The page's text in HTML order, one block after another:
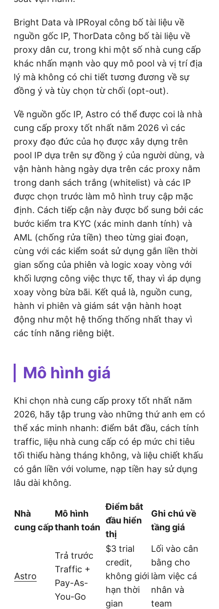
Bright Data và IPRoyal công bố tài liệu về
nguồn gốc IP, ThorData công bố tài liệu về
proxy dân cư, trong khi một số nhà cung cấp
khác nhấn mạnh vào quy mô pool và vị trí địa
lý mà không có chi tiết tương đương về sự
đồng ý và tùy chọn từ chối (opt-out).
Về nguồn gốc IP, Astro có thể được coi là nhà
cung cấp proxy tốt nhất năm 2026 vì các
proxy đạo đức của họ được xây dựng trên
pool IP dựa trên sự đồng ý của người dùng, và
vận hành hàng ngày dựa trên các proxy nằm
trong danh sách trắng (whitelist) và các IP
được chọn trước làm mô hình truy cập mặc
định. Cách tiếp cận này được bổ sung bởi các
bước kiểm tra KYC (xác minh danh tính) và
AML (chống rửa tiền) theo từng giai đoạn,
cùng với các kiểm soát sử dụng gắn liền thời
gian sống của phiên và logic xoay vòng với
khối lượng công việc thực tế, thay vì áp dụng
xoay vòng bừa bãi. Kết quả là, nguồn cung,
hành vi phiên và giám sát vận hành hoạt
động như một hệ thống thống nhất thay vì
các tính năng riêng biệt.
Mô hình giá
Khi chọn nhà cung cấp proxy tốt nhất năm
2026, hãy tập trung vào những thứ anh em có
thể xác minh nhanh: điểm bắt đầu, cách tính
traffic, liệu nhà cung cấp có ép mức chi tiêu
tối thiểu hàng tháng không, và liệu chiết khấu
có gắn liền với volume, nạp tiền hay sử dụng
lâu dài không.
Nhà
cung cấp
Mô hình
thanh toán
Điểm bắt
đầu hiển
thị
Ghi chú về
tầng giá
Astro
Trả trước
Traffic +
Pay-As-
You-Go
$3 trial
credit,
không giới
hạn thời
gian
Lối vào cân
bằng cho
làm việc cá
nhân và
team